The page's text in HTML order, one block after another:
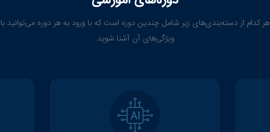
هر کدام از دسته‌بندی‌های زیر شامل چندین دوره است که با ورود به هر دوره می‌توانید با
ویژگی‌های آن آشنا شوید.